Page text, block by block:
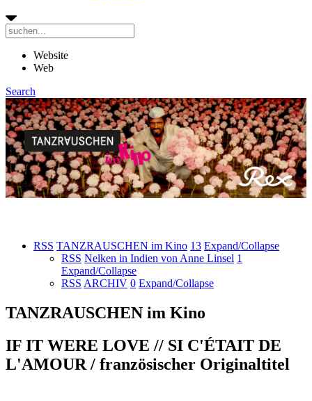
Website
Web
Search
RSS TANZRAUSCHEN im Kino 13 Expand/Collapse
RSS Nelken in Indien von Anne Linsel 1
Expand/Collapse
RSS ARCHIV 0 Expand/Collapse
TANZRAUSCHEN im Kino
IF IT WERE LOVE // SI C'ÉTAIT DE
L'AMOUR / französischer Originaltitel